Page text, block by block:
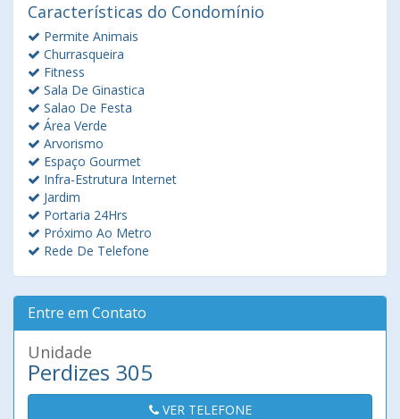
Características do Condomínio
Permite Animais
Churrasqueira
Fitness
Sala De Ginastica
Salao De Festa
Área Verde
Arvorismo
Espaço Gourmet
Infra-Estrutura Internet
Jardim
Portaria 24Hrs
Próximo Ao Metro
Rede De Telefone
Entre em Contato
Unidade
Perdizes 305
VER TELEFONE